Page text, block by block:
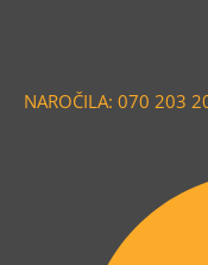
NAROČILA: 070 203